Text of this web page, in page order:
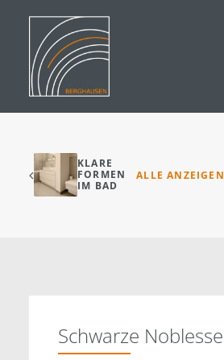
START
PROFIL
KLARE
FORMEN
IM BAD
ALLE ANZEIGEN
Schwarze Noblesse